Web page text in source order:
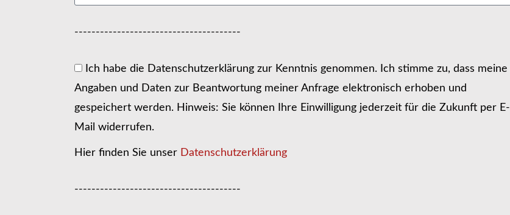
---------------------------------------
Ich habe die Datenschutzerklärung zur Kenntnis genommen. Ich stimme zu, dass meine
Angaben und Daten zur Beantwortung meiner Anfrage elektronisch erhoben und
gespeichert werden. Hinweis: Sie können Ihre Einwilligung jederzeit für die Zukunft per E-
Mail widerrufen.
Hier finden Sie unser Datenschutzerklärung
---------------------------------------